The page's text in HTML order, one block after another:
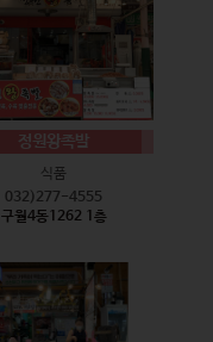
정원왕족발
식품
032)277-4555
구월4동1262 1층